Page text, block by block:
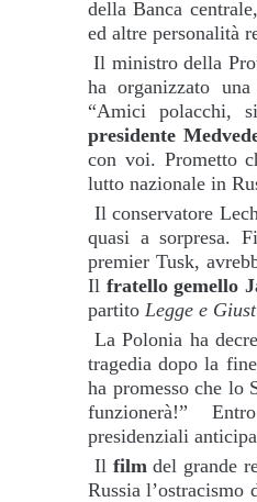
della Banca
ed altre personalità
Il ministro della
ha organizzato una
“Amici polacchi,
presidente
con voi. Prometto
lutto nazionale in
Il conservatore
quasi a sorpresa.
premier Tusk,
Il fratello gemello
partito Legge e
La Polonia ha
tragedia dopo la
ha promesso che lo
funzionerà!”
presidenziali
Il filmdel grande
Russia